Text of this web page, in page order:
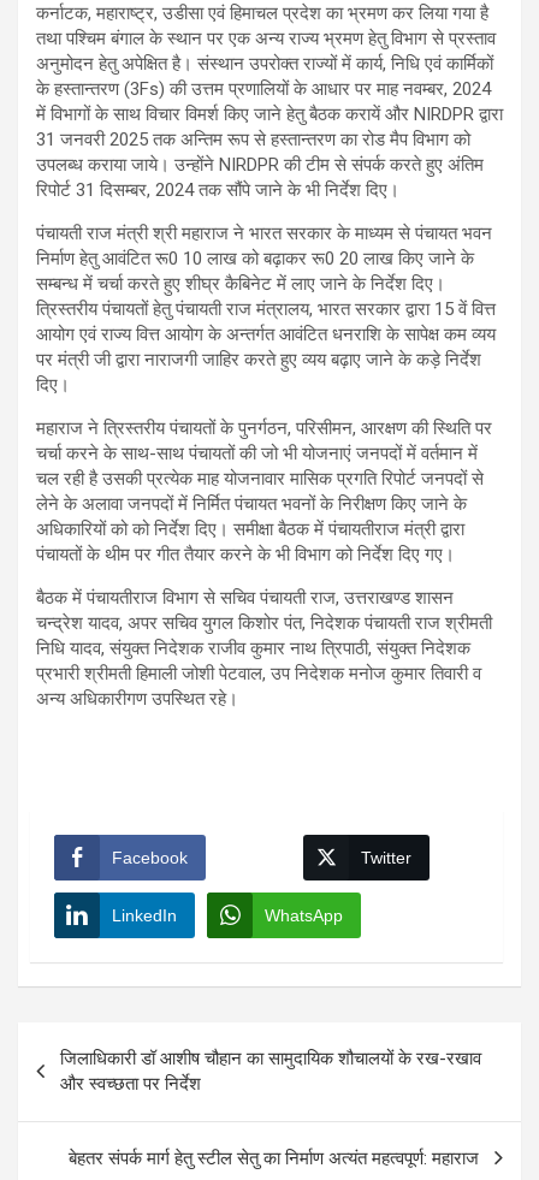
कर्नाटक, महाराष्ट्र, उडीसा एवं हिमाचल प्रदेश का भ्रमण कर लिया गया है
तथा पश्चिम बंगाल के स्थान पर एक अन्य राज्य भ्रमण हेतु विभाग से प्रस्ताव
अनुमोदन हेतु अपेक्षित है। संस्थान उपरोक्त राज्यों में कार्य, निधि एवं कार्मिकों
के हस्तान्तरण (3Fs) की उत्तम प्रणालियों के आधार पर माह नवम्बर, 2024
में विभागों के साथ विचार विमर्श किए जाने हेतु बैठक करायें और NIRDPR द्वारा
31 जनवरी 2025 तक अन्तिम रूप से हस्तान्तरण का रोड मैप विभाग को
उपलब्ध कराया जाये। उन्होंने NIRDPR की टीम से संपर्क करते हुए अंतिम
रिपोर्ट 31 दिसम्बर, 2024 तक सौंपे जाने के भी निर्देश दिए।
पंचायती राज मंत्री श्री महाराज ने भारत सरकार के माध्यम से पंचायत भवन
निर्माण हेतु आवंटित रू0 10 लाख को बढ़ाकर रू0 20 लाख किए जाने के
सम्बन्ध में चर्चा करते हुए शीघ्र कैबिनेट में लाए जाने के निर्देश दिए।
त्रिस्तरीय पंचायतों हेतु पंचायती राज मंत्रालय, भारत सरकार द्वारा 15 वें वित्त
आयोग एवं राज्य वित्त आयोग के अन्तर्गत आवंटित धनराशि के सापेक्ष कम व्यय
पर मंत्री जी द्वारा नाराजगी जाहिर करते हुए व्यय बढ़ाए जाने के कड़े निर्देश
दिए।
महाराज ने त्रिस्तरीय पंचायतों के पुनर्गठन, परिसीमन, आरक्षण की स्थिति पर
चर्चा करने के साथ-साथ पंचायतों की जो भी योजनाएं जनपदों में वर्तमान में
चल रही है उसकी प्रत्येक माह योजनावार मासिक प्रगति रिपोर्ट जनपदों से
लेने के अलावा जनपदों में निर्मित पंचायत भवनों के निरीक्षण किए जाने के
अधिकारियों को को निर्देश दिए। समीक्षा बैठक में पंचायतीराज मंत्री द्वारा
पंचायतों के थीम पर गीत तैयार करने के भी विभाग को निर्देश दिए गए।
बैठक में पंचायतीराज विभाग से सचिव पंचायती राज, उत्तराखण्ड शासन
चन्द्रेश यादव, अपर सचिव युगल किशोर पंत, निदेशक पंचायती राज श्रीमती
निधि यादव, संयुक्त निदेशक राजीव कुमार नाथ त्रिपाठी, संयुक्त निदेशक
प्रभारी श्रीमती हिमाली जोशी पेटवाल, उप निदेशक मनोज कुमार तिवारी व
अन्य अधिकारीगण उपस्थित रहे।
Facebook Twitter
LinkedIn WhatsApp
navigation
जिलाधिकारी डॉ आशीष चौहान का सामुदायिक शौचालयों के रख-रखाव
और स्वच्छता पर निर्देश
बेहतर संपर्क मार्ग हेतु स्टील सेतु का निर्माण अत्यंत महत्वपूर्ण: महाराज